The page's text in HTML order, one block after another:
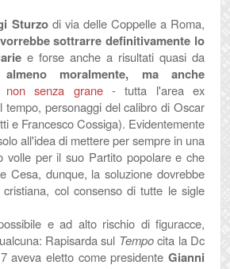
Sturzo di via delle Coppelle a Roma,
sottrarre definitivamente lo
e forse anche a risultati quasi da
moralmente, ma anche
non senza grane- tutta l'area ex
personaggi del calibro di Oscar
e Francesco Cossiga). Evidentemente
all'idea di mettere per sempre in una
volle per il suo Partito popolare e che
Cesa, dunque, la soluzione dovrebbe
col consenso di tutte le sigle
e ad alto rischio di figuracce,
Rapisarda sul Tempocita la Dc
aveva eletto come presidenteGianni